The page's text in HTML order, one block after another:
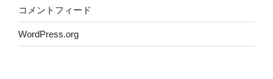
コメントフィード
WordPress.org